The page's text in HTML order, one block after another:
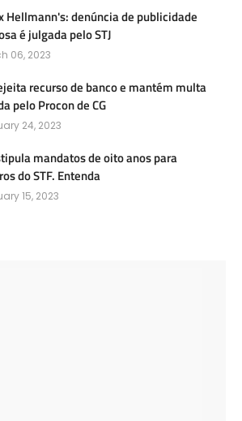
Hellmann's: denúncia de publicidade
é julgada pelo STJ
06, 2023
recurso de banco e mantém multa
pelo Procon de CG
24, 2023
mandatos de oito anos para
do STF. Entenda
15, 2023